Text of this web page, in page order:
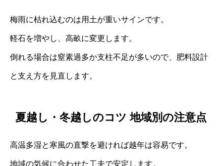
梅雨に枯れ込むのは用土が重いサインです。
軽石を増やし、高畝に変更します。
倒れる場合は窒素過多か支柱不足が多いので、肥料設計
と支え方を見直します。
夏越し・冬越しのコツ 地域別の注意点
高温多湿と寒風の直撃を避ければ越年は容易です。
地域の気候に合わせた工夫で安定します。